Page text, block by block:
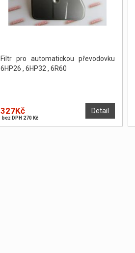
Filtr pro automatickou převodovku
6HP26 , 6HP32 , 6R60
Detail
327Kč
bez DPH 270 Kč